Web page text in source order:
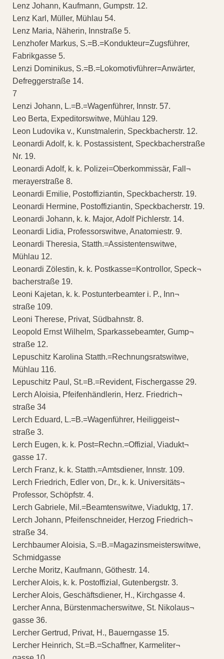
Lenz Johann, Kaufmann, Gumpstr. 12.
Lenz Karl, Müller, Mühlau 54.
Lenz Maria, Näherin, Innstraße 5.
Lenzhofer Markus, S.=B.=Kondukteur=Zugsführer,
Fabrikgasse 5.
Lenzi Dominikus, S.=B.=Lokomotivführer=Anwärter,
Defreggerstraße 14.
7
Lenzi Johann, L.=B.=Wagenführer, Innstr. 57.
Leo Berta, Expeditorswitwe, Mühlau 129.
Leon Ludovika v., Kunstmalerin, Speckbacherstr. 12.
Leonardi Adolf, k. k. Postassistent, Speckbacherstraße
Nr. 19.
Leonardi Adolf, k. k. Polizei=Oberkommissär, Fall¬
merayerstraße 8.
Leonardi Emilie, Postoffiziantin, Speckbacherstr. 19.
Leonardi Hermine, Postoffiziantin, Speckbacherstr. 19.
Leonardi Johann, k. k. Major, Adolf Pichlerstr. 14.
Leonardi Lidia, Professorswitwe, Anatomiestr. 9.
Leonardi Theresia, Statth.=Assistentenswitwe,
Mühlau 12.
Leonardi Zölestin, k. k. Postkasse=Kontrollor, Speck¬
bacherstraße 19.
Leoni Kajetan, k. k. Postunterbeamter i. P., Inn¬
straße 109.
Leoni Therese, Privat, Südbahnstr. 8.
Leopold Ernst Wilhelm, Sparkassebeamter, Gump¬
straße 12.
Lepuschitz Karolina Statth.=Rechnungsratswitwe,
Mühlau 116.
Lepuschitz Paul, St.=B.=Revident, Fischergasse 29.
Lerch Aloisia, Pfeifenhändlerin, Herz. Friedrich¬
straße 34
Lerch Eduard, L.=B.=Wagenführer, Heiliggeist¬
straße 3.
Lerch Eugen, k. k. Post=Rechn.=Offizial, Viadukt¬
gasse 17.
Lerch Franz, k. k. Statth.=Amtsdiener, Innstr. 109.
Lerch Friedrich, Edler von, Dr., k. k. Universitäts¬
Professor, Schöpfstr. 4.
Lerch Gabriele, Mil.=Beamtenswitwe, Viaduktg, 17.
Lerch Johann, Pfeifenschneider, Herzog Friedrich¬
straße 34.
Lerchbaumer Aloisia, S.=B.=Magazinsmeisterswitwe,
Schmidgasse
Lerche Moritz, Kaufmann, Göthestr. 14.
Lercher Alois, k. k. Postoffizial, Gutenbergstr. 3.
Lercher Alois, Geschäftsdiener, H., Kirchgasse 4.
Lercher Anna, Bürstenmacherswitwe, St. Nikolaus¬
gasse 36.
Lercher Gertrud, Privat, H., Bauerngasse 15.
Lercher Heinrich, St.=B.=Schaffner, Karmeliter¬